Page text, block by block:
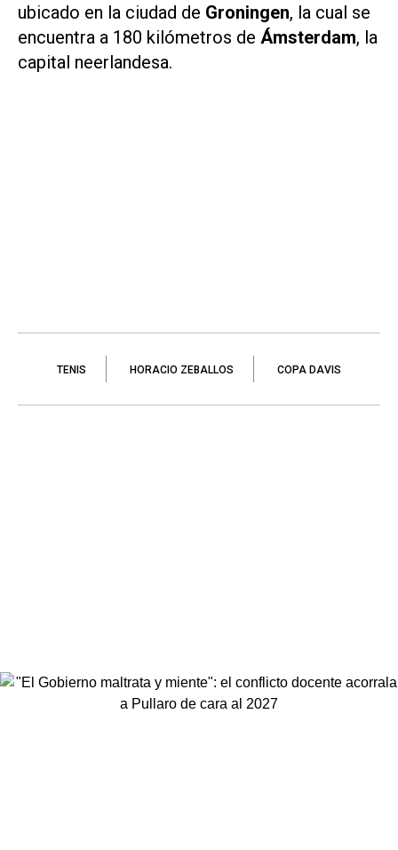
ubicado en la ciudad de Groningen, la cual se
encuentra a 180 kilómetros de Ámsterdam, la
capital neerlandesa.
TENIS HORACIO ZEBALLOS COPA DAVIS